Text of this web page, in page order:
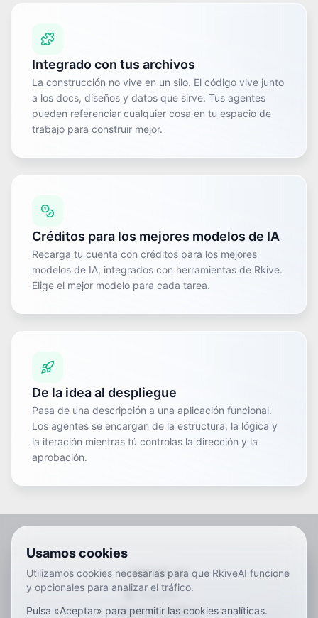
Integrado con tus archivos
La construcción no vive en un silo. El código vive junto
a los docs, diseños y datos que sirve. Tus agentes
pueden referenciar cualquier cosa en tu espacio de
trabajo para construir mejor.
Créditos para los mejores modelos de IA
Recarga tu cuenta con créditos para los mejores
modelos de IA, integrados con herramientas de Rkive.
Elige el mejor modelo para cada tarea.
De la idea al despliegue
Pasa de una descripción a una aplicación funcional.
Los agentes se encargan de la estructura, la lógica y
la iteración mientras tú controlas la dirección y la
aprobación.
Usamos cookies
Utilizamos cookies necesarias para que RkiveAI funcione
y opcionales para analizar el tráfico.
Pulsa «Aceptar» para permitir las cookies analíticas.
RKIVE AI
Español
ar deenes frjakoptvizhx-default